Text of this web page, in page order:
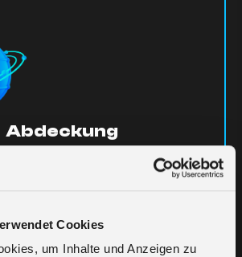
Cookies
um Inhalte und Anzeigen zu
Abdeckung
und IoT-Konnektivität in
-mit Zugang zu GPRS-, 4G-,